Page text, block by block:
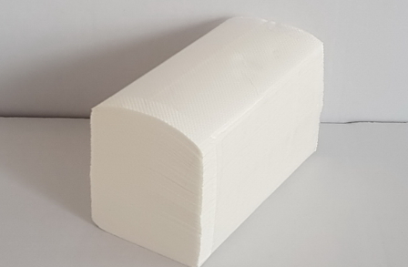
Ubrus slagani, 2 sloja, 100% celuloza, 15x200 ili
20x200